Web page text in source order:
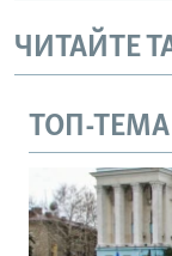
ЧИТАЙТЕ
ТОП-ТЕМА